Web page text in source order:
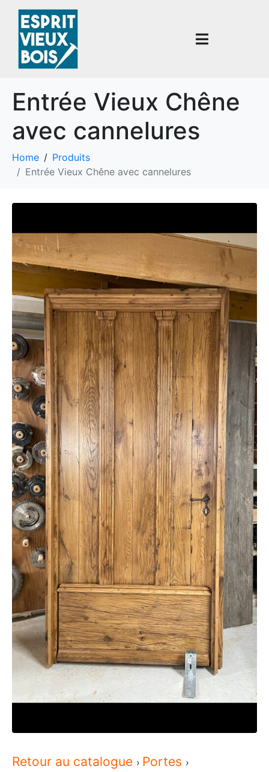
Entrée Vieux Chêne
avec cannelures
Home
Produits
Entrée Vieux Chêne avec cannelures
Retour au catalogue
Portes